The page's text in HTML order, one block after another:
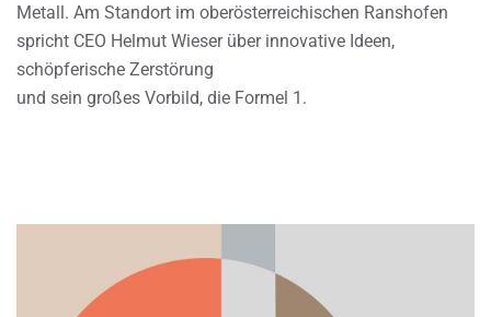
Metall. Am Standort im oberösterreichischen Ranshofen
spricht CEO Helmut Wieser über innovative Ideen,
schöpferische Zerstörung
und sein großes Vorbild, die Formel 1.